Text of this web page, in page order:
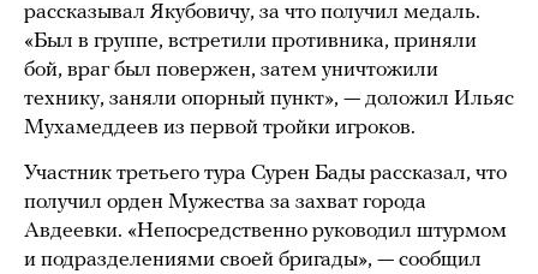
рассказывал Якубовичу, за что получил медаль.
«Был в группе, встретили противника, приняли
бой, враг был повержен, затем уничтожили
технику, заняли опорный пункт», — доложил Ильяс
Мухамеддеев из первой тройки игроков.
Участник третьего тура Сурен Бады рассказал, что
получил орден Мужества за захват города
Авдеевки. «Непосредственно руководил штурмом
и подразделениями своей бригады», — сообщил